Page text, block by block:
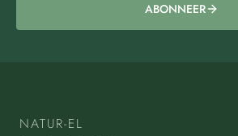
ABONNEER
NATUR-EL